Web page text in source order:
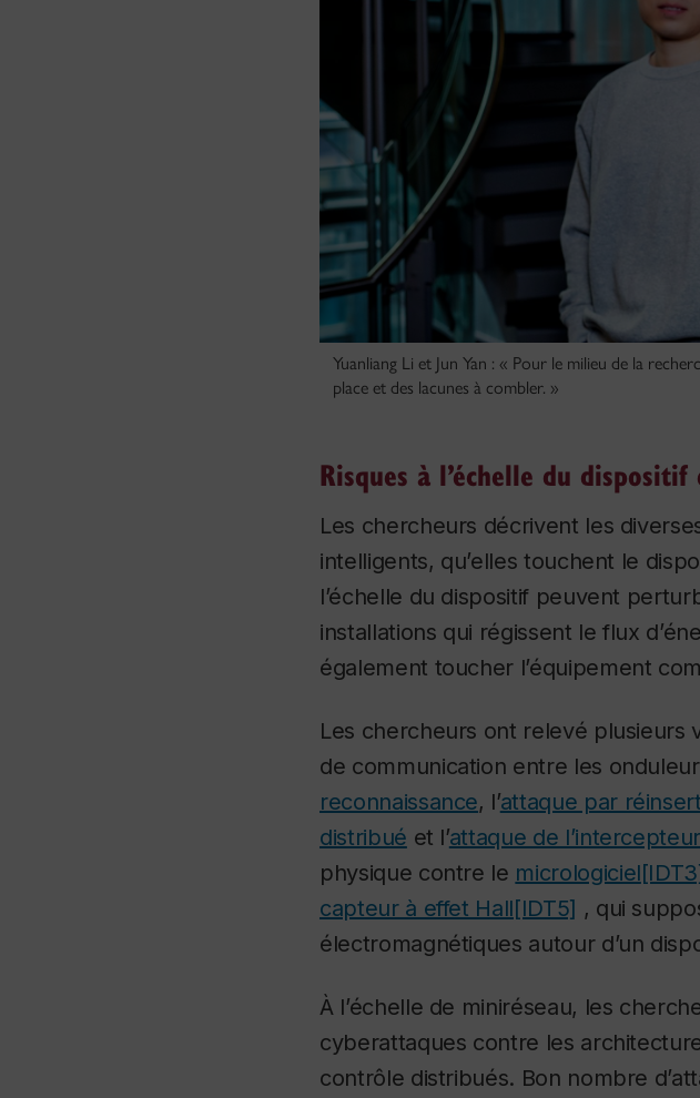
Yuanliang Li et Jun Yan : « Pour le milieu de la
place et des lacunes à combler. »
Risques à l’échelle du
Les chercheurs décrivent les
intelligents, qu’elles touchent le
l’échelle du dispositif peuvent
installations qui régissent le flux
également toucher l’équipement
Les chercheurs ont relevé plusieurs
de communication entre les
reconnaissance, l’attaque par
distribué et l’attaque de l’intercepteur
physique contre le micrologiciel
capteur à effet Hall[IDT5] , qui
électromagnétiques autour d’un
À l’échelle de miniréseau, les
cyberattaques contre les
contrôle distribués. Bon nombre